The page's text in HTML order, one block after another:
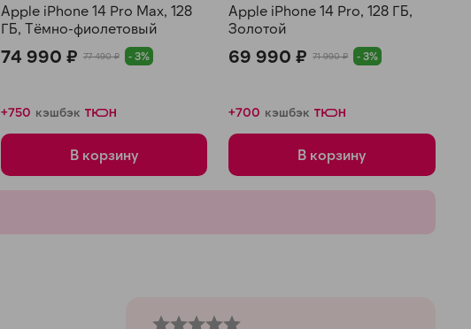
Apple iPhone 14 Pro Max, 128
ГБ, Тёмно-фиолетовый
74 990 ₽ 77 490 ₽ - 3%
+750 кэшбэк
В корзину
Apple iPhone 14 Pro, 128 ГБ,
Золотой
69 990 ₽ 71 990 ₽ - 3%
+700 кэшбэк
В корзину